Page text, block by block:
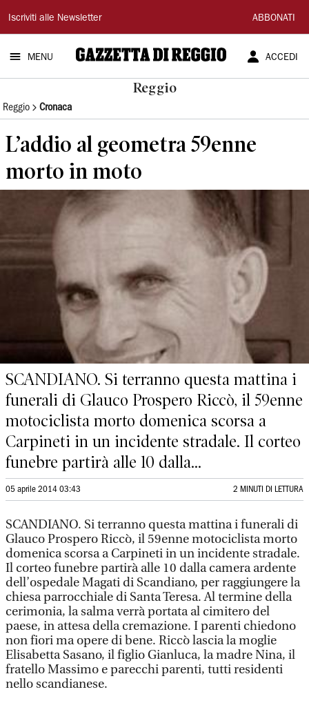
Gazzetta
di
Reggio
Iscriviti alle Newsletter ABBONATI
MENU ACCEDI
Reggio
Reggio Cronaca
L’addio al geometra 59enne
morto in moto
SCANDIANO. Si terranno questa mattina i
funerali di Glauco Prospero Riccò, il 59enne
motociclista morto domenica scorsa a
Carpineti in un incidente stradale. Il corteo
funebre partirà alle 10 dalla...
05 aprile 2014 03:43 2 MINUTI DI LETTURA
SCANDIANO. Si terranno questa mattina i funerali di
Glauco Prospero Riccò, il 59enne motociclista morto
domenica scorsa a Carpineti in un incidente stradale.
Il corteo funebre partirà alle 10 dalla camera ardente
dell’ospedale Magati di Scandiano, per raggiungere la
chiesa parrocchiale di Santa Teresa. Al termine della
cerimonia, la salma verrà portata al cimitero del
paese, in attesa della cremazione. I parenti chiedono
non fiori ma opere di bene. Riccò lascia la moglie
Elisabetta Sasano, il figlio Gianluca, la madre Nina, il
fratello Massimo e parecchi parenti, tutti residenti
nello scandianese.